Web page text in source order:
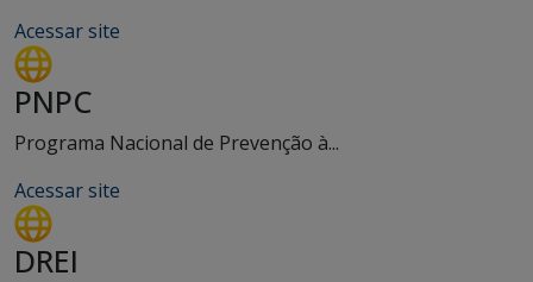
Acessar site
PNPC
Programa Nacional de Prevenção à...
Acessar site
DREI